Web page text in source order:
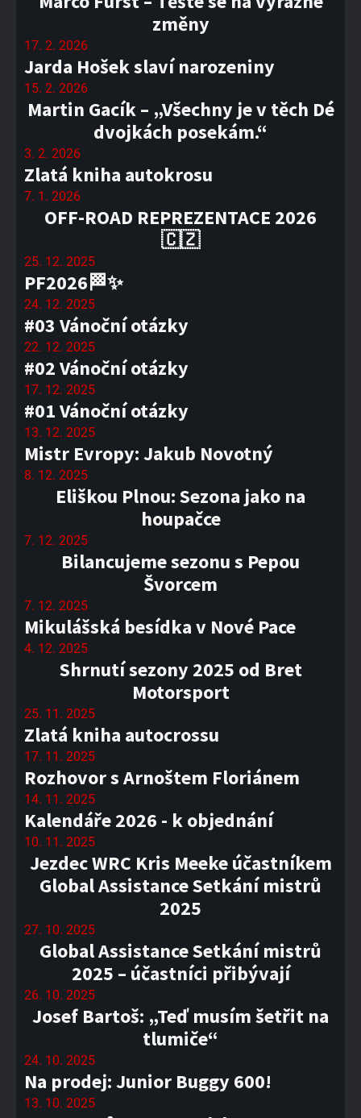
změny
17. 2. 2026
Jarda Hošek slaví narozeniny
15. 2. 2026
Martin Gacík – „Všechny je v těch Dé
dvojkách posekám.“
3. 2. 2026
Zlatá kniha autokrosu
7. 1. 2026
OFF-ROAD REPREZENTACE 2026
🇨🇿
25. 12. 2025
PF2026🏁✨
24. 12. 2025
#03 Vánoční otázky
22. 12. 2025
#02 Vánoční otázky
17. 12. 2025
#01 Vánoční otázky
13. 12. 2025
Mistr Evropy: Jakub Novotný
8. 12. 2025
Eliškou Plnou: Sezona jako na
houpačce
7. 12. 2025
Bilancujeme sezonu s Pepou
Švorcem
7. 12. 2025
Mikulášská besídka v Nové Pace
4. 12. 2025
Shrnutí sezony 2025 od Bret
Motorsport
25. 11. 2025
Zlatá kniha autocrossu
17. 11. 2025
Rozhovor s Arnoštem Floriánem
14. 11. 2025
Kalendáře 2026 - k objednání
10. 11. 2025
Jezdec WRC Kris Meeke účastníkem
Global Assistance Setkání mistrů
2025
27. 10. 2025
Global Assistance Setkání mistrů
2025 – účastníci přibývají
26. 10. 2025
Josef Bartoš: „Teď musím šetřit na
tlumiče“
24. 10. 2025
Na prodej: Junior Buggy 600!
13. 10. 2025